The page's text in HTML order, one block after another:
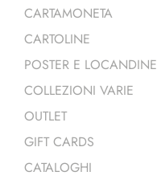
CARTAMONETA
CARTOLINE
POSTER E LOCANDINE
COLLEZIONI VARIE
OUTLET
GIFT CARDS
CATALOGHI